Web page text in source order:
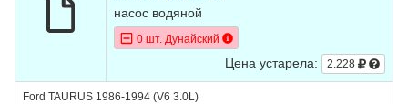
насос водяной
0 шт. Дунайский
Цена устарела: 2.228
Ford TAURUS 1986-1994 (V6 3.0L)